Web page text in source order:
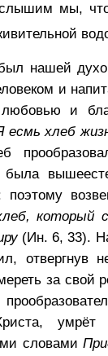
мы,
нашей
и
и
есмь хлеб
который
(Ин. 6, 33).
отвергнув
за свой
словами